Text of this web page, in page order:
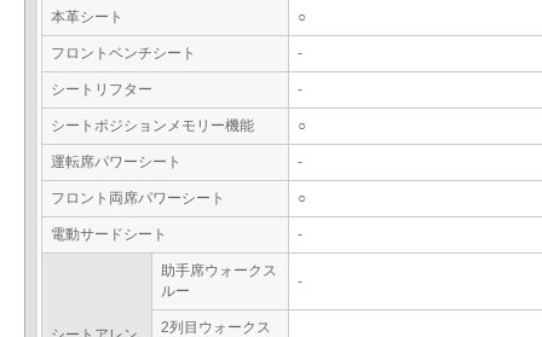
本革シート ○
フロントベンチシート -
シートリフター -
シートポジションメモリー機能 ○
運転席パワーシート -
フロント両席パワーシート ○
電動サードシート -
助手席ウォークス
ルー
-
2列目ウォークス